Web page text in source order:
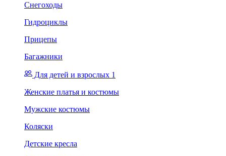
Снегоходы
Гидроциклы
Прицепы
Багажники
Для детей и взрослых 1
Женские платья и костюмы
Мужские костюмы
Коляски
Детские кресла